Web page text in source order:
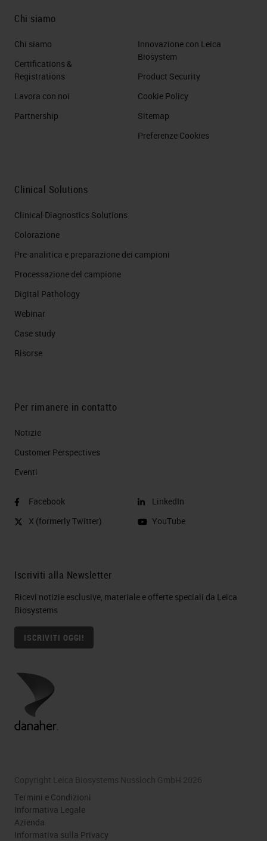
Chi siamo
Chi siamo
Certifications &
Registrations
Lavora con noi
Partnership
Innovazione con Leica
Biosystem
Product Security
Cookie Policy
Sitemap
Preferenze Cookies
Clinical Solutions
Clinical Diagnostics Solutions
Colorazione
Pre-analitica e preparazione dei campioni
Processazione del campione
Digital Pathology
Webinar
Case study
Risorse
Per rimanere in contatto
Notizie
Customer Perspectives​
Eventi
Facebook
X (formerly Twitter)
LinkedIn
YouTube
Iscriviti alla Newsletter
Ricevi notizie esclusive, materiale e offerte speciali da Leica
Biosystems
ISCRIVITI OGGI!
Copyright Leica Biosystems Nussloch GmbH 2026
Termini e Condizioni
Informativa Legale
Azienda
Informativa sulla Privacy